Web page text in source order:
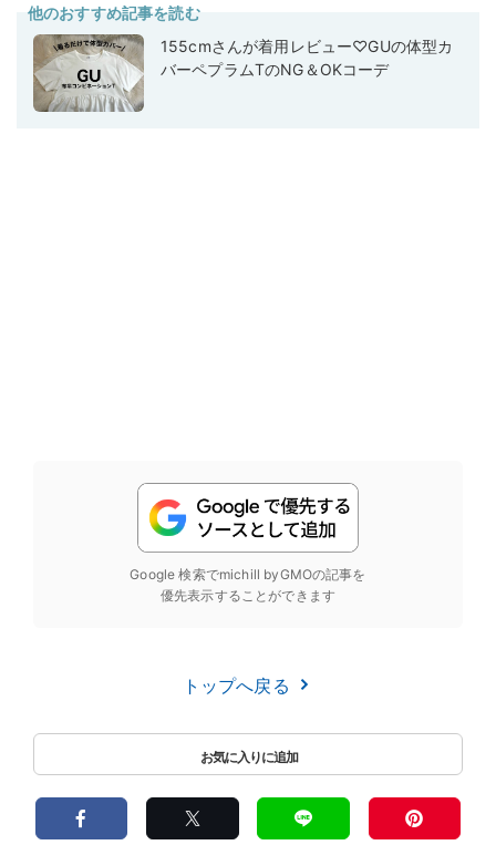
他のおすすめ記事を読む
155cmさんが着用レビュー♡GUの体型カ
バーペプラムTのNG＆OKコーデ
Google 検索でmichill byGMOの記事を
優先表示することができます
トップへ戻る